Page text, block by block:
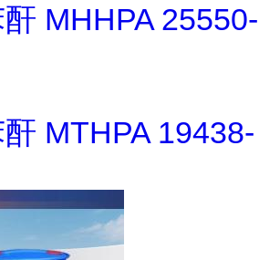
MHHPA 25550-
MTHPA 19438-